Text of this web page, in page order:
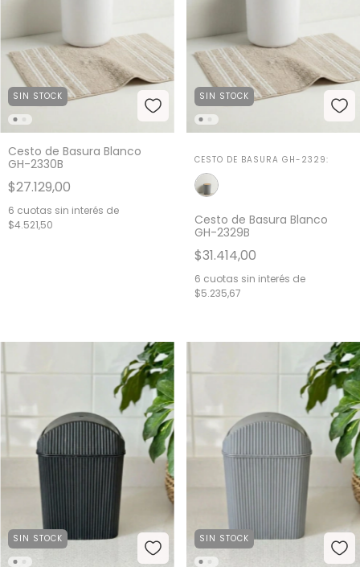
SIN STOCK
Cesto de Basura Blanco
GH-2330B
$27.129,00
6 cuotas sin interés de
$4.521,50
SIN STOCK
CESTO DE BASURA GH-2329:
Cesto de Basura Blanco
GH-2329B
$31.414,00
6 cuotas sin interés de
$5.235,67
SIN STOCK SIN STOCK